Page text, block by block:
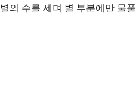
별의 수를 세며 별 부분에만 물